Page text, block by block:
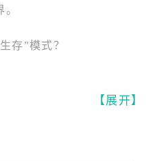
存”模式？
操作简单的深度益智游
【展开】